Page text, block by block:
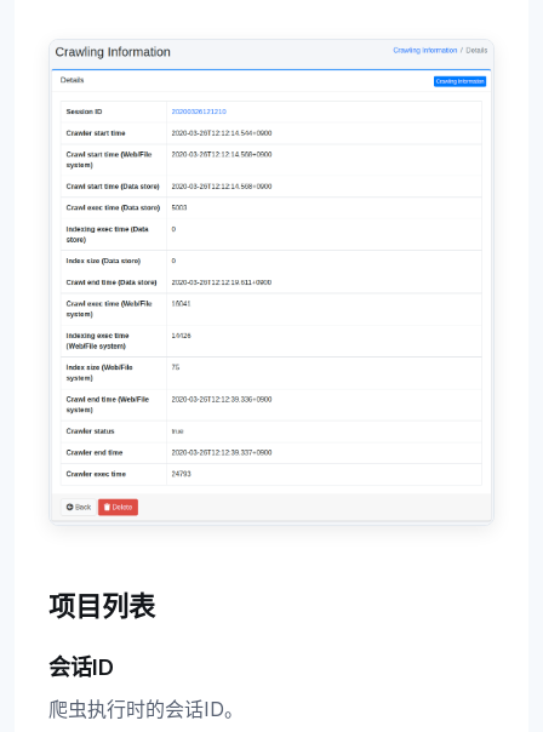
项目列表
会话ID
爬虫执行时的会话ID。